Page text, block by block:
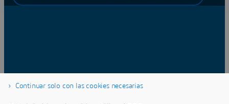
Continuar solo con las cookies necesarias